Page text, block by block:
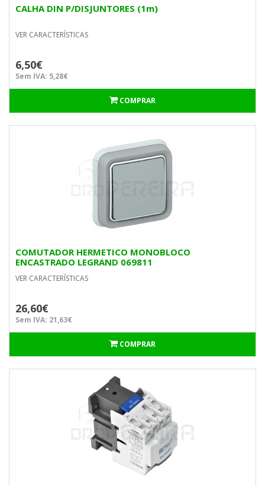
CALHA DIN P/DISJUNTORES (1m)
VER CARACTERÍSTICAS
6,50€
Sem IVA: 5,28€
COMPRAR
COMUTADOR HERMETICO MONOBLOCO
ENCASTRADO LEGRAND 069811
VER CARACTERÍSTICAS
26,60€
Sem IVA: 21,63€
COMPRAR